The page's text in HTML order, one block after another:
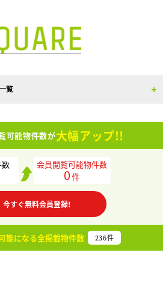
覧
可能物件数が大幅アップ!!
会員閲覧可能物件数
0件
今すぐ無料会員登録!
能になる全掲載物件数 236件